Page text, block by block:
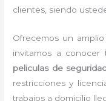
clientes, siendo
Ofrecemos un
invitamos a
peliculas de
restricciones y
trabajos a domicilio